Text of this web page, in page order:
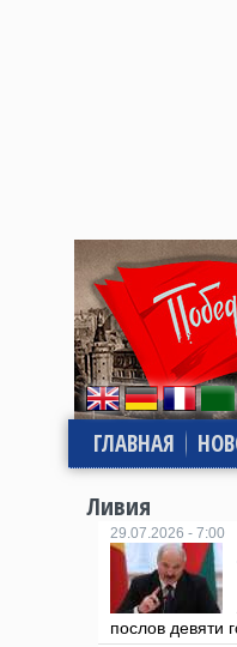
ГЛАВНАЯ
Ливия
29.07.2026 - 7:00
послов девяти